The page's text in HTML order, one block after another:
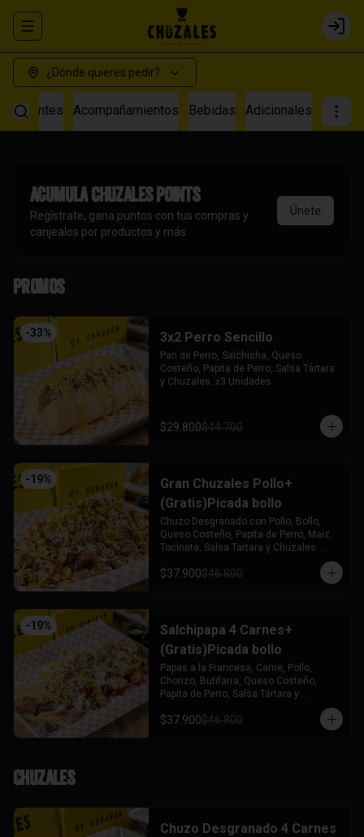
Abrir menu de navegación Login
¿Dónde quieres pedir?
Calientes Acompañamientos Bebidas Adicionales
AcumulaChuzales Points
Regístrate, gana puntos con tus compras y
canjealos por productos y más
Únete
Promos
-33% 3x2 Perro Sencillo
Pan de Perro, Salchicha, Queso
Costeño, Papita de Perro, Salsa Tártara
y Chuzales. x3 Unidades
$29.800$44.700
-19%
Gran Chuzales Pollo+
(Gratis)Picada bollo
Chuzo Desgranado con Pollo, Bollo,
Queso Costeño, Papita de Perro, Maiz,
Tocineta, Salsa Tartara y Chuzales.
Acompañado de una Picada de Bollo
(Gratis)
$37.900$46.800
-19%
Salchipapa 4 Carnes+
(Gratis)Picada bollo
Papas a la Francesa, Carne, Pollo,
Chorizo, Butifarra, Queso Costeño,
Papita de Perro, Salsa Tártara y
Chúzales. Acompañado de una Picada
de Bollo (Gratis)
$37.900$46.800
Chuzales
Chuzo Desgranado 4 Carnes